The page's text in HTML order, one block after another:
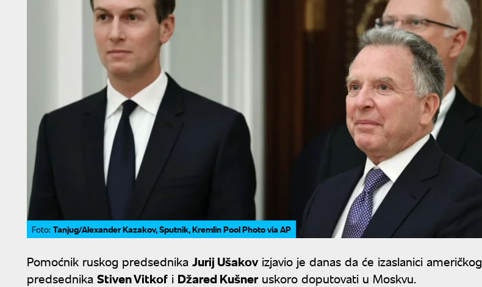
Foto: Tanjug/Alexander Kazakov, Sputnik, Kremlin Pool Photo via AP
Pomoćnik ruskog predsednika Jurij Ušakovizjavio je danas da će izaslanici američkog
predsednika Stiven Vitkof i Džared Kušneruskoro doputovati u Moskvu.